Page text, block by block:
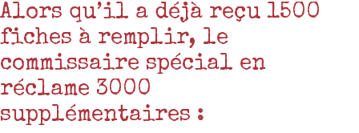
Alors qu’il a déjà reçu 1500
fiches à remplir, le
commissaire spécial en
réclame 3000
supplémentaires :